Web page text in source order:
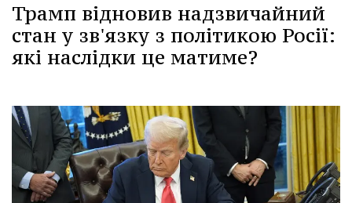
Трамп відновив надзвичайний
стан у зв'язку з політикою Росії:
які наслідки це матиме?